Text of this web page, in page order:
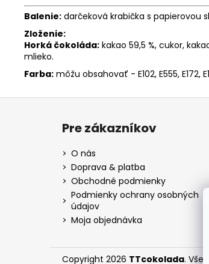
Balenie: darčeková krabička s papierovou
Zloženie:
Horká čokoláda: kakao 59,5 %, cukor,
mlieko.
Farba: môžu obsahovať - E102, E555, E172,
Z
Pre zákazníkov
O nás
Doprava & platba
Obchodné podmienky
Podmienky ochrany osobných
údajov
Moja objednávka
Copyright 2026 TTcokolada.